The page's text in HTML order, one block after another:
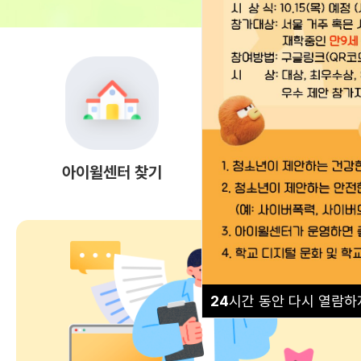
24시간 동안 다시 열람하
아이윌센터 찾기 상담 안내